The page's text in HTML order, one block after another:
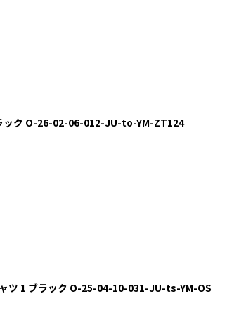
ック O-26-02-06-012-JU-to-YM-ZT124
ツ 1 ブラック O-25-04-10-031-JU-ts-YM-OS